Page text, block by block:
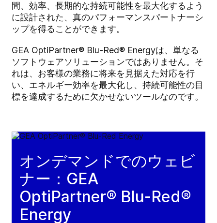
間、効率、長期的な持続可能性を最大化するよう
に設計された、真のパフォーマンスパートナーシ
ップを得ることができます。
GEA OptiPartner® Blu-Red® Energyは、単なる
ソフトウェアソリューションではありません。そ
れは、お客様の業務に将来を見据えた対応を行
い、エネルギー効率を最大化し、持続可能性の目
標を達成するために欠かせないツールなのです。
オンデマンドでのウェビ
ナー：GEA
OptiPartner® Blu-Red®
Energy